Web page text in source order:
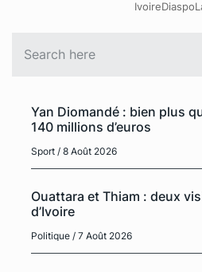
Yan Diomandé : bien plus
140 millions d’euros
Sport / 8 Août 2026
Ouattara et Thiam : deux
d’Ivoire
Politique / 7 Août 2026